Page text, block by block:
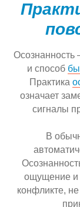
Осознанность
и способ
Практика
означает
сигналы
В
ощущение и
конфликте,